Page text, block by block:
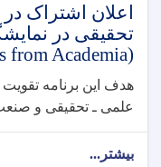
اعلان اشتراک
تحقیقی در
(Research Presentations from Academia)
هدف این برنامه تقویت
علمی ـ تحقیقی و
بیشتر...